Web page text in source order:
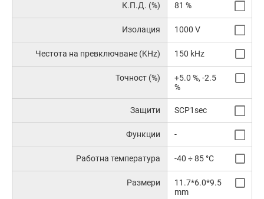
К.П.Д. (%) 81 %
Изолация 1000 V
Честота на превключване (KHz) 150 kHz
Точност (%)
+5.0 %, -2.5
%
Защити SCP1sec
Функции -
Работна температура -40 ÷ 85 °C
Размери
11.7*6.0*9.5
mm